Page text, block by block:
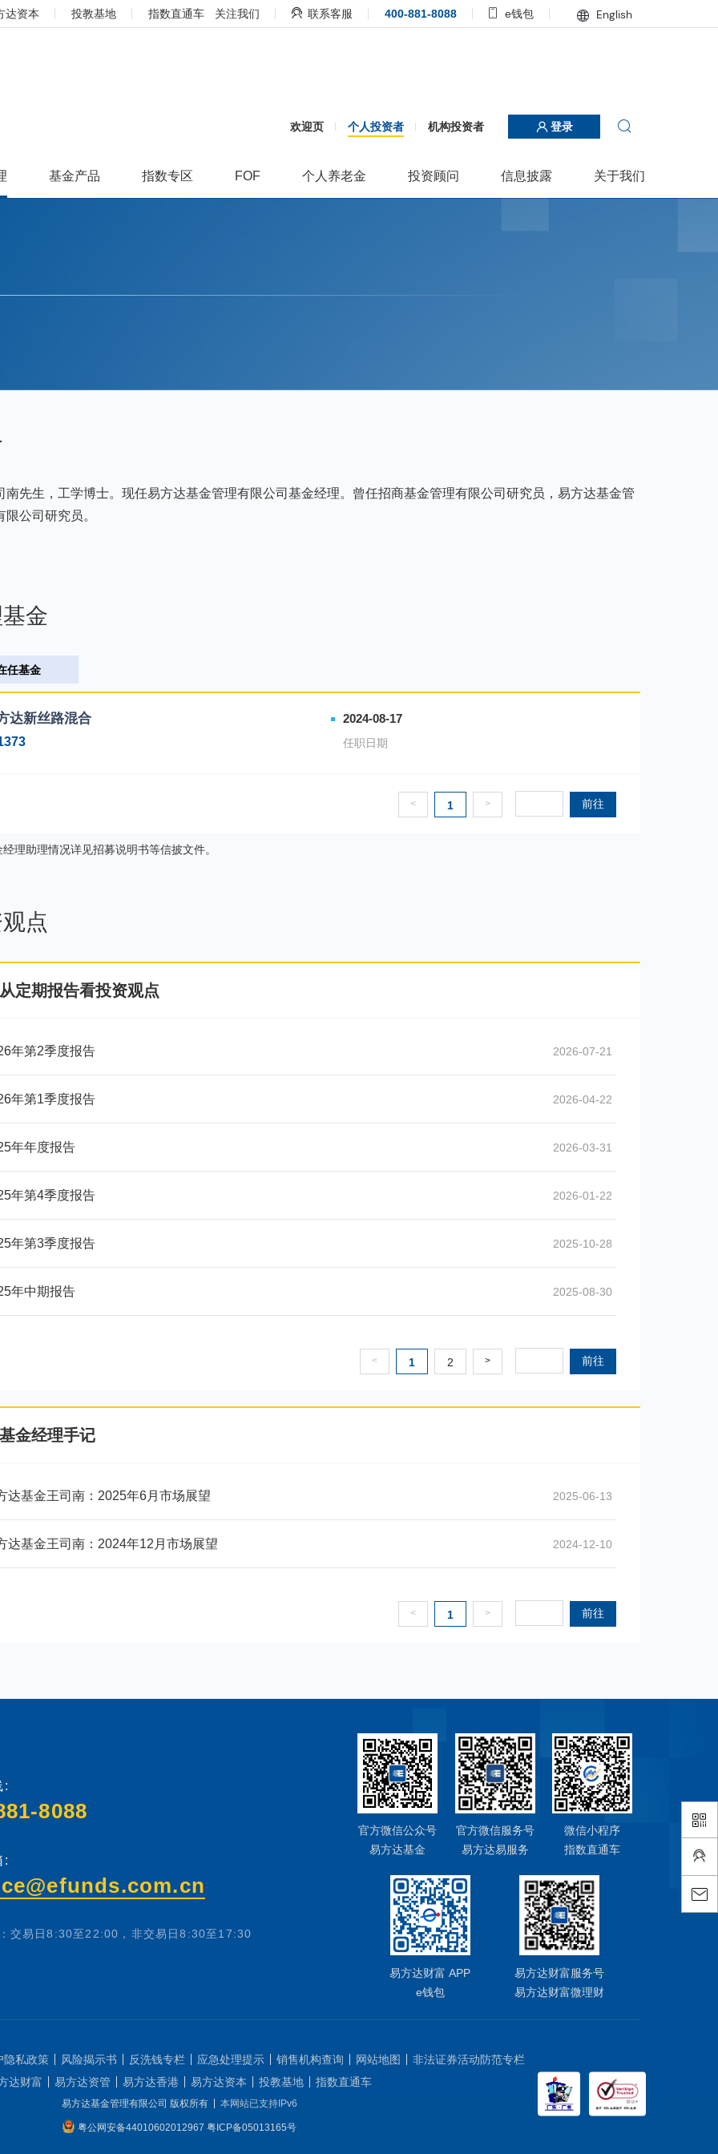
达资本 投教基地 指数直通车 关注我们 联系客服 400-881-8088 e钱包 English
欢迎页 个人投资者 机构投资者 登录
基金产品 指数专区 FOF 个人养老金 投资顾问 信息披露 关于我们
南先生，工学博士。现任易方达基金管理有限公司基金经理。曾任招商基金管理有限公司研究员，易方达基金管
限公司研究员。
金
任基金
达新丝路混合 2024-08-17
任职日期
< 1 > 前往
理助理情况详见招募说明书等信披文件。
点
从定期报告看投资观点
年第2季度报告 2026-07-21
年第1季度报告 2026-04-22
年年度报告 2026-03-31
年第4季度报告 2026-01-22
年第3季度报告 2025-10-28
年中期报告 2025-08-30
< 1 2 > 前往
基金经理手记
达基金王司南：2025年6月市场展望 2025-06-13
达基金王司南：2024年12月市场展望 2024-12-10
< 1 > 前往
:
8088
:
交易日8:30至22:00，非交易日8:30至17:30
官方微信公众号
易方达基金
官方微信服务号
易方达易服务
微信小程序
指数直通车
易方达财富 APP
e钱包
易方达财富服务号
易方达财富微理财
隐私政策 风险揭示书 反洗钱专栏 应急处理提示 销售机构查询 网站地图
非法证券活动防范专栏
达财富
易方达资管 易方达香港 易方达资本 投教基地 指数直通车
易方达基金管理有限公司 版权所有 本网站已支持IPv6
粤公网安备44010602012967 粤ICP备05013165号